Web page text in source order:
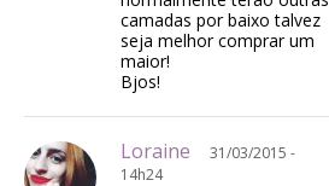
camadas por baixo talvez
seja melhor comprar um
maior!
Bjos!
Loraine
31/03/2015 -
14h24